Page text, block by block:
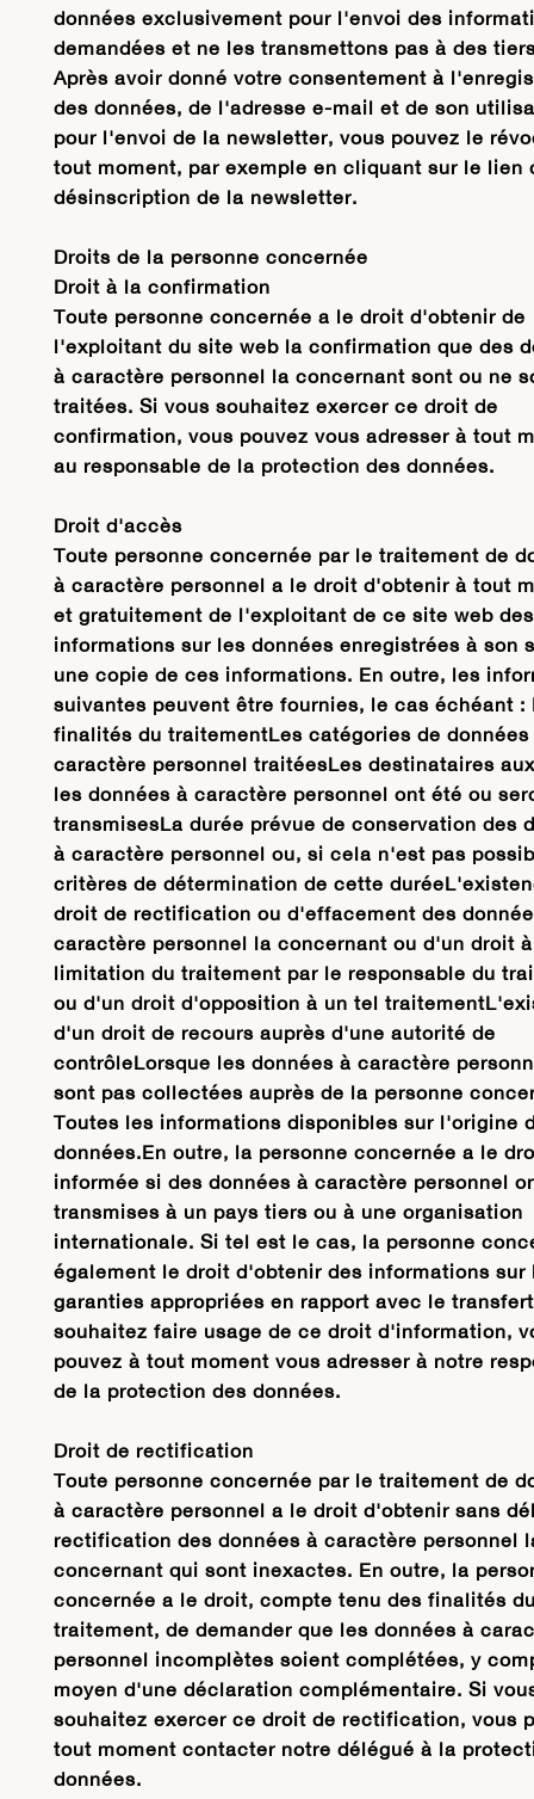
données exclusivement pour l'envoi des
demandées et ne les transmettons pas à des
Après avoir donné votre consentement à
des données, de l'adresse e-mail et de son
pour l'envoi de la newsletter, vous pouvez le
tout moment, par exemple en cliquant sur le lien
désinscription de la newsletter.
Droits de la personne concernée
Droit à la confirmation
Toute personne concernée a le droit d'obtenir de
l'exploitant du site web la confirmation que des
à caractère personnel la concernant sont ou ne
traitées. Si vous souhaitez exercer ce droit de
confirmation, vous pouvez vous adresser à tout
au responsable de la protection des données.
Droit d'accès
Toute personne concernée par le traitement de
à caractère personnel a le droit d'obtenir à tout
et gratuitement de l'exploitant de ce site web des
informations sur les données enregistrées à son
une copie de ces informations. En outre, les
suivantes peuvent être fournies, le cas échéant :
finalités du traitementLes catégories de données
caractère personnel traitéesLes destinataires
les données à caractère personnel ont été ou
transmisesLa durée prévue de conservation des
à caractère personnel ou, si cela n'est pas
critères de détermination de cette
droit de rectification ou d'effacement des
caractère personnel la concernant ou d'un droit
limitation du traitement par le responsable du
ou d'un droit d'opposition à un tel
d'un droit de recours auprès d'une autorité de
contrôleLorsque les données à caractère
sont pas collectées auprès de la personne
Toutes les informations disponibles sur l'origine
données.En outre, la personne concernée a le
informée si des données à caractère personnel
transmises à un pays tiers ou à une organisation
internationale. Si tel est le cas, la personne
également le droit d'obtenir des informations sur
garanties appropriées en rapport avec le
souhaitez faire usage de ce droit d'information,
pouvez à tout moment vous adresser à notre
de la protection des données.
Droit de rectification
Toute personne concernée par le traitement de
à caractère personnel a le droit d'obtenir sans
rectification des données à caractère personnel
concernant qui sont inexactes. En outre, la
concernée a le droit, compte tenu des finalités
traitement, de demander que les données à
personnel incomplètes soient complétées, y
moyen d'une déclaration complémentaire. Si
souhaitez exercer ce droit de rectification, vous
tout moment contacter notre délégué à la
données.